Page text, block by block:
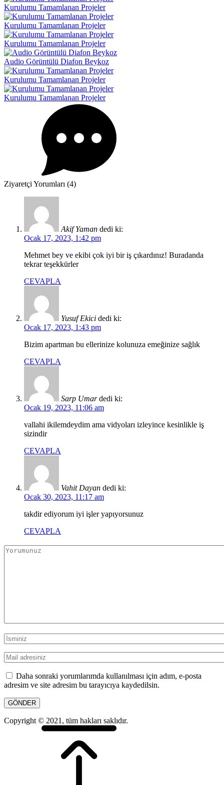
Kurulumu Tamamlanan Projeler
Kurulumu Tamamlanan Projeler
Kurulumu Tamamlanan Projeler
Audio Görüntülü Diafon Beykoz
Kurulumu Tamamlanan Projeler
Kurulumu Tamamlanan Projeler
Ziyaretçi Yorumları (4)
Akif Yaman dedi ki:
Ocak 17, 2023, 1:42 pm
Mehmet bey ve ekibi çok iyi bir iş çıkardınız! Buradanda
tekrar teşekkürler
CEVAPLA
Yusuf Ekici dedi ki:
Ocak 17, 2023, 1:43 pm
Bizim apartman bu ellerinize kolunuza emeğinize sağlık
CEVAPLA
Sarp Umar dedi ki:
Ocak 19, 2023, 11:06 am
vallahi ikilemdeydim ama vidyoları izleyince kesinlikle iş
sizindir
CEVAPLA
Vahit Dayan dedi ki:
Ocak 30, 2023, 11:17 am
takdir ediyorum iyi işler yapıyorsunuz
CEVAPLA
Daha sonraki yorumlarımda kullanılması için adım, e-posta
adresim ve site adresim bu tarayıcıya kaydedilsin.
Copyright © 2021, tüm hakları saklıdır.